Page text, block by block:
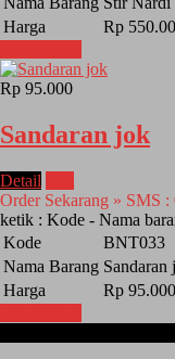
Harga
Rp
Rp 95.000
Sandaran jok
Detail
Order Sekarang » SMS
ketik : Kode - Nama
Kode
BNT033
Nama Barang Sandaran
Harga
Rp 95.000